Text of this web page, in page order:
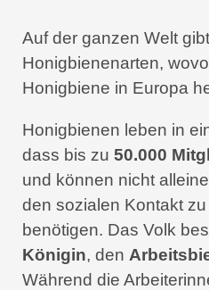
Auf der ganzen Welt
Honigbienenarten,
Honigbiene in Europa
Honigbienen leben in
dass bis zu 50.000
und können nicht
den sozialen Kontakt
benötigen. Das Volk
Königin, den
Während die